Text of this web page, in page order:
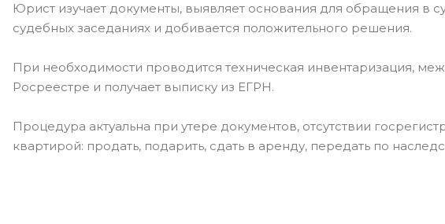
Юрист изучает документы, выявляет основания для обращения в
судебных заседаниях и добивается положительного решения.
При необходимости проводится техническая инвентаризация,
Росреестре и получает выписку из ЕГРН.
Процедура актуальна при утере документов, отсутствии
квартирой: продать, подарить, сдать в аренду, передать по